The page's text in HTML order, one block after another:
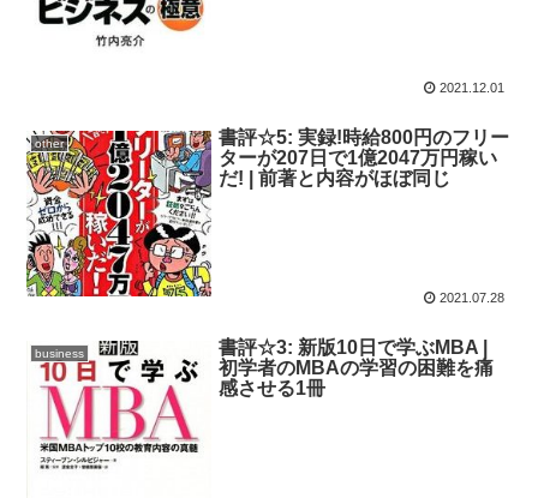
2021.12.01
other
書評☆5: 実録!時給800円のフリー
ターが207日で1億2047万円稼い
だ! | 前著と内容がほぼ同じ
2021.07.28
business
書評☆3: 新版10日で学ぶMBA |
初学者のMBAの学習の困難を痛
感させる1冊